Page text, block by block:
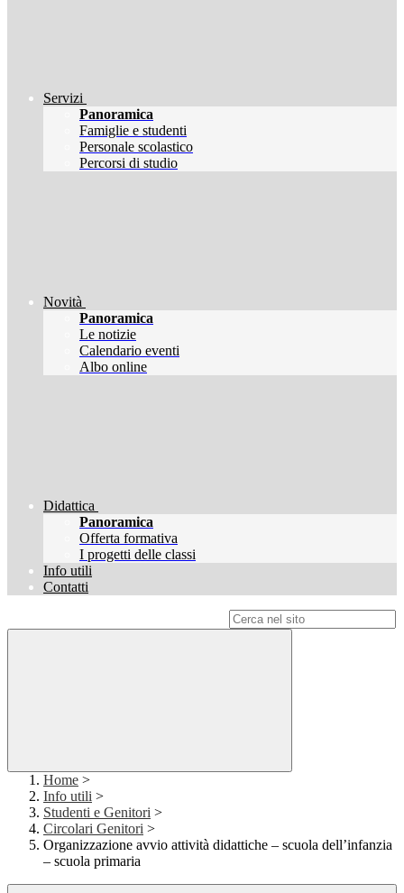
Servizi
Panoramica
Famiglie e studenti
Personale scolastico
Percorsi di studio
Novità
Panoramica
Le notizie
Calendario eventi
Albo online
Didattica
Panoramica
Offerta formativa
I progetti delle classi
Info utili
Contatti
Home >
Info utili >
Studenti e Genitori >
Circolari Genitori >
Organizzazione avvio attività didattiche – scuola dell’infanzia
– scuola primaria